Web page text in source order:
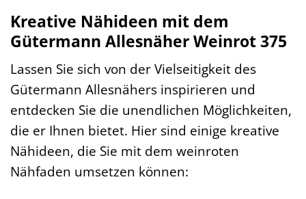
Kreative Nähideen mit dem
Gütermann Allesnäher Weinrot 375
Lassen Sie sich von der Vielseitigkeit des
Gütermann Allesnähers inspirieren und
entdecken Sie die unendlichen Möglichkeiten,
die er Ihnen bietet. Hier sind einige kreative
Nähideen, die Sie mit dem weinroten
Nähfaden umsetzen können: